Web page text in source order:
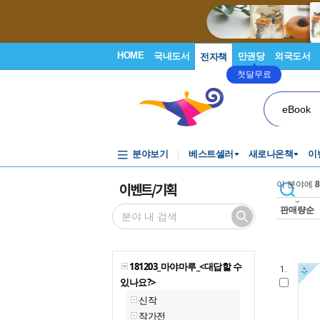
HOME 국내도서 전자책 만권당
첫달무료
외국도서
eBook
분야보기 베스트셀러 새로나온책 이
이벤트/기획
181203_마야마루_<대답할 수
있나요?>
신작
작가전
이 분야에 8
판매량순
1.